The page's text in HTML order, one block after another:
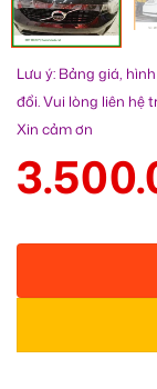
Lưu ý: Bảng giá,
đổi. Vui lòng liên hệ
Xin cảm ơn